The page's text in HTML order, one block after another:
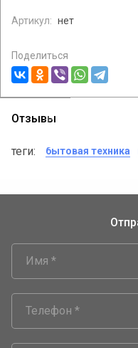
Артикул: нет
Поделиться
Отзывы
теги: бытовая техника